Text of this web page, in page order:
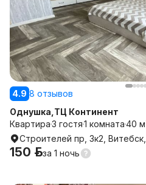
4.9 8 отзывов
Однушка,ТЦ Континент
Квартира3 гостя1 комната40
Строителей пр, 3к2,
150 р.за 1 ночь